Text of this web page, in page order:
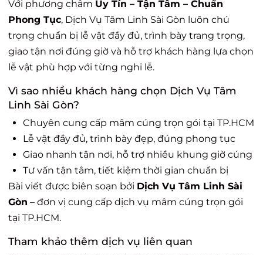
Với phương châm Uy Tín – Tận Tâm – Chuẩn
Phong Tục, Dịch Vụ Tâm Linh Sài Gòn luôn chú
trọng chuẩn bị lễ vật đầy đủ, trình bày trang trọng,
giao tận nơi đúng giờ và hỗ trợ khách hàng lựa chọn
lễ vật phù hợp với từng nghi lễ.
Vì sao nhiều khách hàng chọn Dịch Vụ Tâm
Linh Sài Gòn?
Chuyên cung cấp mâm cúng trọn gói tại TP.HCM
Lễ vật đầy đủ, trình bày đẹp, đúng phong tục
Giao nhanh tận nơi, hỗ trợ nhiều khung giờ cúng
Tư vấn tận tâm, tiết kiệm thời gian chuẩn bị
Bài viết được biên soạn bởi Dịch Vụ Tâm Linh Sài
Gòn – đơn vị cung cấp dịch vụ mâm cúng trọn gói
tại TP.HCM.
Tham khảo thêm dịch vụ liên quan